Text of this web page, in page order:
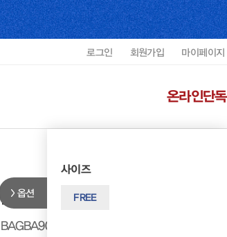
로그인 회원가입 마이페이지
온라인단독
옵션
사이즈
FREE
리갈 남성 서류가방
BAGBA9001MREGF1